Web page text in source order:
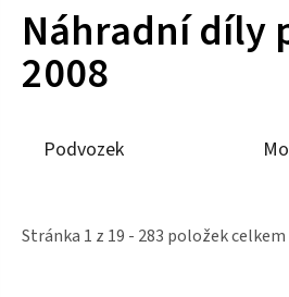
Náhradní díly
2008
Podvozek
Stránka 1 z 19 - 283 položek celkem